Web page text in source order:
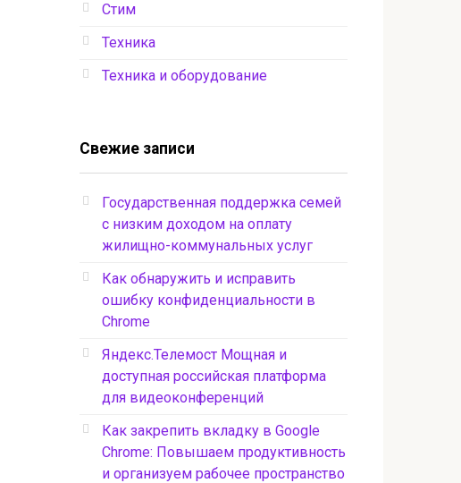
Стим
Техника
Техника и оборудование
Свежие записи
Государственная поддержка семей
с низким доходом на оплату
жилищно-коммунальных услуг
Как обнаружить и исправить
ошибку конфиденциальности в
Chrome
Яндекс.Телемост Мощная и
доступная российская платформа
для видеоконференций
Как закрепить вкладку в Google
Chrome: Повышаем продуктивность
и организуем рабочее пространство